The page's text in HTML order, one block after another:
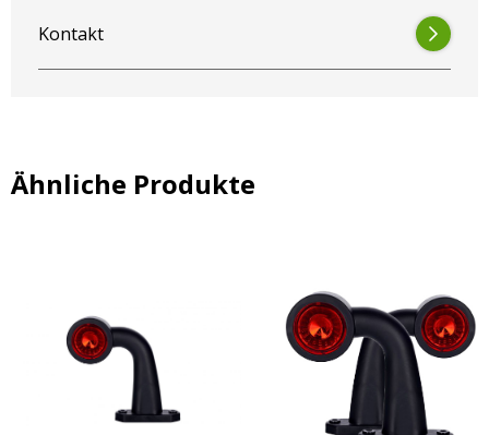
Kontakt
Ähnliche Produkte